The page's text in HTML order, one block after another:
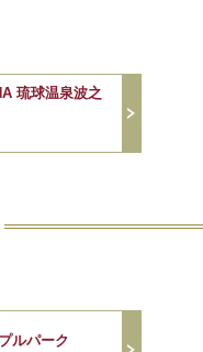
琉球温泉波之
ルパーク